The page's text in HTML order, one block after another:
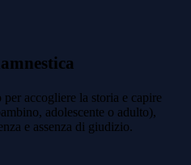
accogliere la storia e capire
adolescente o adulto),
e assenza di giudizio.